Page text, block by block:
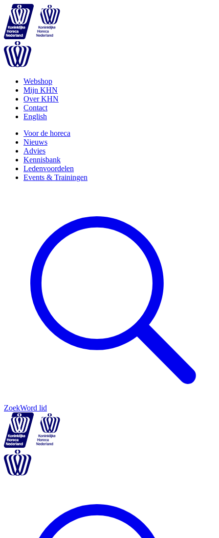
Webshop
Mijn KHN
Over KHN
Contact
English
Voor de horeca
Nieuws
Advies
Kennisbank
Ledenvoordelen
Events & Trainingen
ZoekWord lid